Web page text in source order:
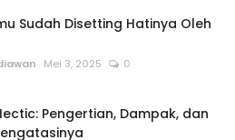
Sudah Disetting Hatinya Oleh
Mei 3, 2025 0
Pengertian, Dampak, dan